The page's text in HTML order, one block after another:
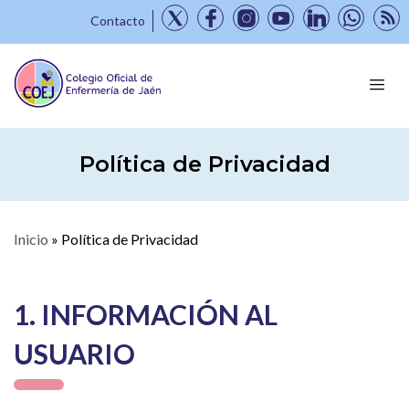
Contacto
Política de Privacidad
Inicio » Política de Privacidad
1. INFORMACIÓN AL
USUARIO